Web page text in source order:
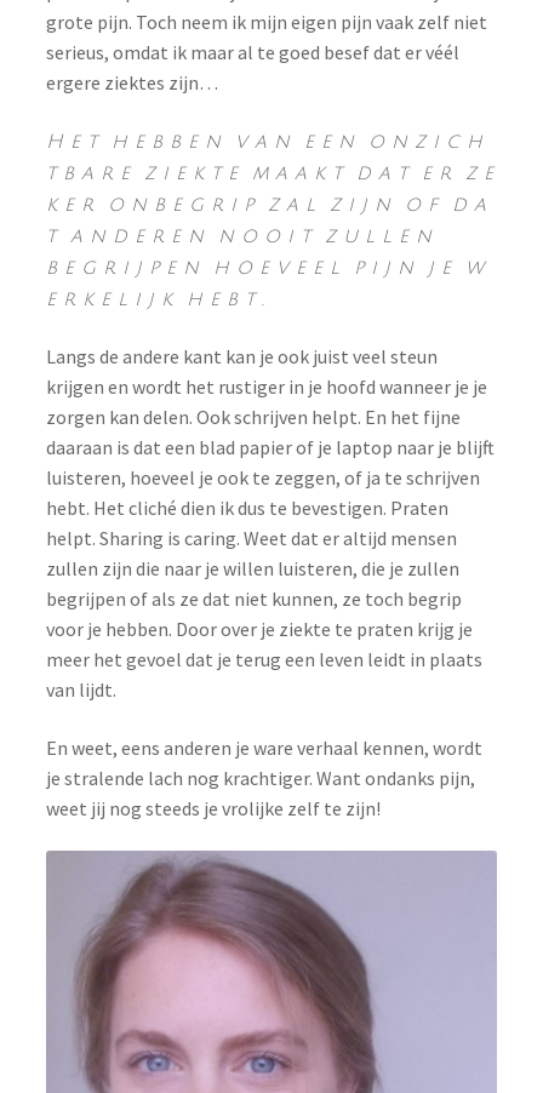
grote pijn. Toch neem ik mijn eigen pijn vaak zelf niet
serieus, omdat ik maar al te goed besef dat er véél
ergere ziektes zijn…
H e t h e b b e n v a n e e n o n z i c h
t b a r e z i e k t e m a a k t d a t e r z e
k e r o n b e g r i p z a l z i j n o f d a
t a n d e r e n n o o i t z u l l e n
b e g r i j p e n h o e v e e l p i j n j e w
e r k e l i j k h e b t .
Langs de andere kant kan je ook juist veel steun
krijgen en wordt het rustiger in je hoofd wanneer je je
zorgen kan delen. Ook schrijven helpt. En het fijne
daaraan is dat een blad papier of je laptop naar je blijft
luisteren, hoeveel je ook te zeggen, of ja te schrijven
hebt. Het cliché dien ik dus te bevestigen. Praten
helpt. Sharing is caring. Weet dat er altijd mensen
zullen zijn die naar je willen luisteren, die je zullen
begrijpen of als ze dat niet kunnen, ze toch begrip
voor je hebben. Door over je ziekte te praten krijg je
meer het gevoel dat je terug een leven leidt in plaats
van lijdt.
En weet, eens anderen je ware verhaal kennen, wordt
je stralende lach nog krachtiger. Want ondanks pijn,
weet jij nog steeds je vrolijke zelf te zijn!